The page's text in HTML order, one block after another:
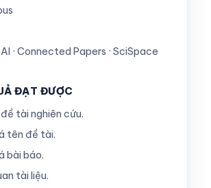
· Connected Papers · SciSpace
ĐẠT ĐƯỢC
tài nghiên cứu.
tên đề tài.
bài báo.
tài liệu.